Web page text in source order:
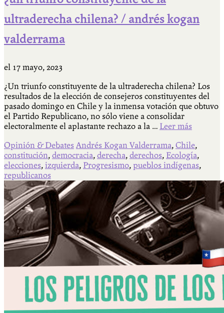
ultraderecha chilena? / andrés kogan
valderrama
el 17 mayo, 2023
¿Un triunfo constituyente de la ultraderecha chilena? Los
resultados de la elección de consejeros constituyentes del
pasado domingo en Chile y la inmensa votación que obtuvo
el Partido Republicano, no sólo viene a consolidar
electoralmente el aplastante rechazo a la … Leer más
Opinión & Debates Andrés Kogan Valderrama, Chile,
constitución, democracia, derecha, derechos, Ecología,
elecciones, izquierda, Progresismo, pueblos indígenas,
republicanos